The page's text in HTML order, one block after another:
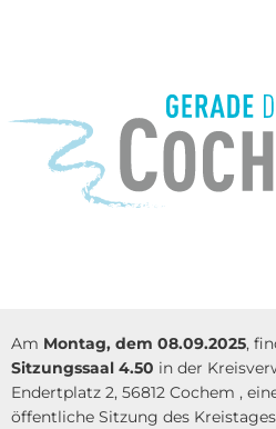
Am Montag, dem 08.09.2025,
Sitzungssaal 4.50 in der
Endertplatz 2, 56812 Cochem ,
öffentliche Sitzung des